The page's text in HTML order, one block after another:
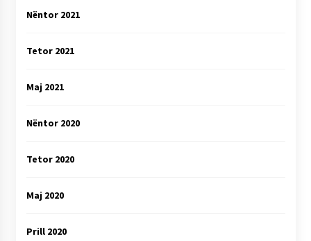
Nëntor 2021
Tetor 2021
Maj 2021
Nëntor 2020
Tetor 2020
Maj 2020
Prill 2020